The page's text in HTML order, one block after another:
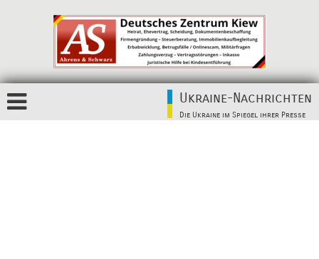
Ukraine-Nachrichten
Die Ukraine im Spiegel ihrer Presse